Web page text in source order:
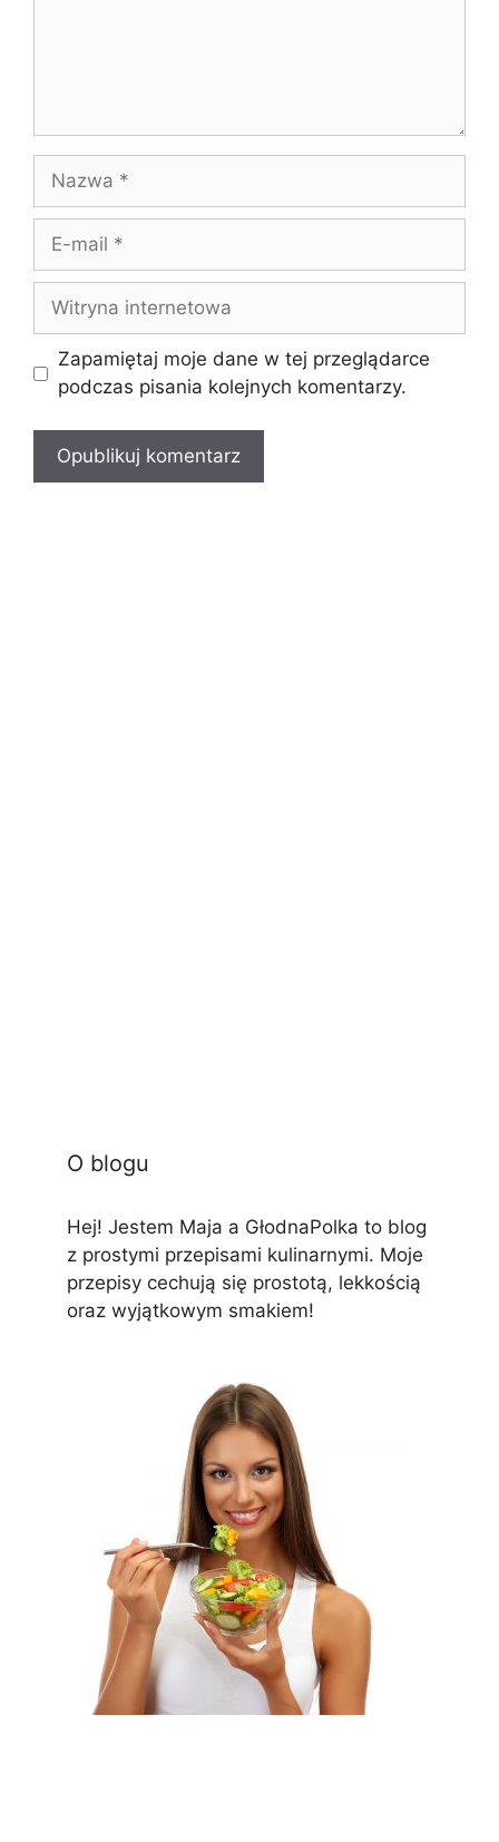
Nazwa
Witryna
internetowa
Zapamiętaj moje dane w tej przeglądarce
podczas pisania kolejnych komentarzy.
O blogu
Hej! Jestem Maja a GłodnaPolka to blog
z prostymi przepisami kulinarnymi. Moje
przepisy cechują się prostotą, lekkością
oraz wyjątkowym smakiem!